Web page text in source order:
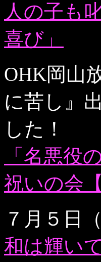
人の子も
喜び」
OHK岡山
に苦し』
した！
「名悪役
祝いの会
７月５日
和は輝い